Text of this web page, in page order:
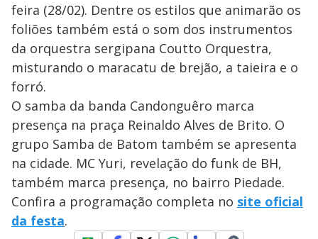
feira (28/02). Dentre os estilos que animarão os
foliões também está o som dos instrumentos
da orquestra sergipana Coutto Orquestra,
misturando o maracatu de brejão, a taieira e o
forró.
O samba da banda Candonguêro marca
presença na praça Reinaldo Alves de Brito. O
grupo Samba de Batom também se apresenta
na cidade. MC Yuri, revelação do funk de BH,
também marca presença, no bairro Piedade.
Confira a programação completa no site oficial
da festa.